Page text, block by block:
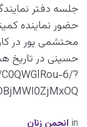
جلسه دفتر
حضور نماینده
محتشمی پور در
حسینی در تاریخ
6/?
in انجمن زنان